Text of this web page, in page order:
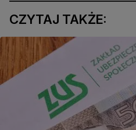
CZYTAJ TAKŻE: